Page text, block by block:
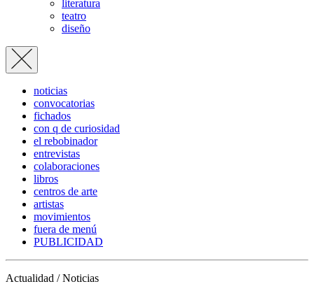
literatura
teatro
diseño
noticias
convocatorias
fichados
con q de curiosidad
el rebobinador
entrevistas
colaboraciones
libros
centros de arte
artistas
movimientos
fuera de menú
PUBLICIDAD
Actualidad / Noticias